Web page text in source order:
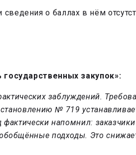
сведения о баллах в нём
закупок»:
заблуждений.
№ 719
напомнил:
подходы. Это